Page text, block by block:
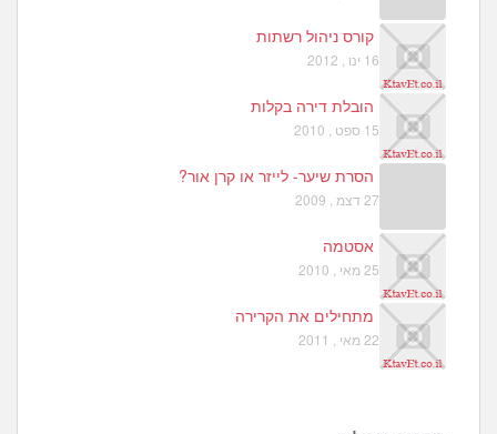
קורס ניהול רשתות
16 ינו , 2012
הובלת דירה בקלות
15 ספט , 2010
הסרת שיער- לייזר או קרן אור?
27 דצמ , 2009
אסטמה
25 מאי , 2010
מתחילים את הקרירה
22 מאי , 2011